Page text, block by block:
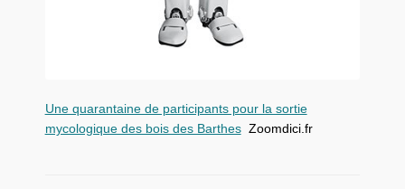
Une quarantaine de participants pour la sortie
mycologique des bois des BarthesZoomdici.fr